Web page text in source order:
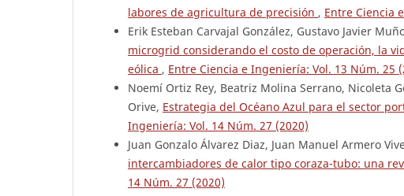
labores de agricultura de precisión , Entre Ciencia
Erik Esteban Carvajal González, Gustavo Javier
microgrid considerando el costo de operación, la
eólica , Entre Ciencia e Ingeniería: Vol. 13 Núm. 25
Noemí Ortiz Rey, Beatriz Molina Serrano, Nicoleta
Orive, Estrategia del Océano Azul para el sector
Ingeniería: Vol. 14 Núm. 27 (2020)
Juan Gonzalo Álvarez Diaz, Juan Manuel Armero
intercambiadores de calor tipo coraza-tubo: una
14 Núm. 27 (2020)